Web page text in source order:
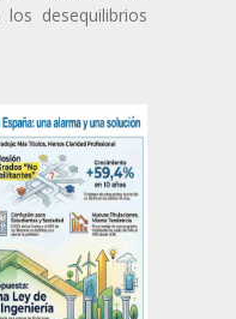
desequilibrios